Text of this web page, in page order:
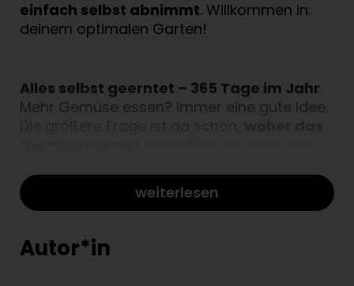
einfach selbst abnimmt. Willkommen in:
deinem optimalen Garten!
Alles selbst geerntet – 365 Tage im Jahr
Mehr Gemüse essen? Immer eine gute Idee.
die gleiche Qualität hat. Aber das ist nur die
eine Seite. Dann ist da nämlich noch das
Saison beißt, ein paar Bohnen-Microgreens
snackst oder die selbst gezogenen
weiterlesen
Autor*in